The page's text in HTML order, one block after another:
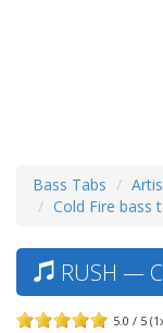
Bass Tabs
Cold Fire bass
RUSH —
5.0 / 5